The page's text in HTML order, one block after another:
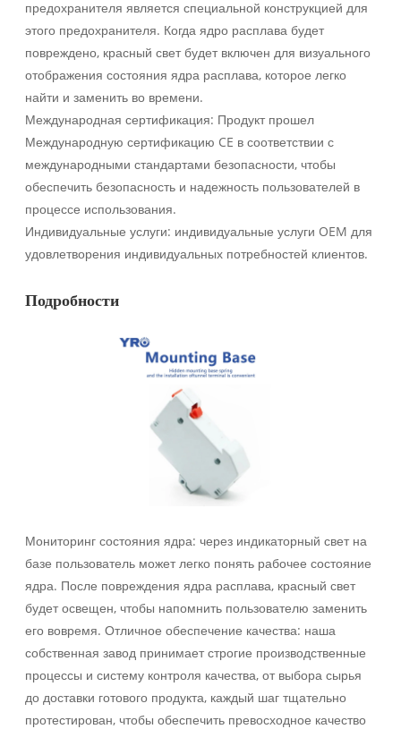
предохранителя является специальной конструкцией для
этого предохранителя. Когда ядро расплава будет
повреждено, красный свет будет включен для визуального
отображения состояния ядра расплава, которое легко
найти и заменить во времени.
Международная сертификация: Продукт прошел
Международную сертификацию CE в соответствии с
международными стандартами безопасности, чтобы
обеспечить безопасность и надежность пользователей в
процессе использования.
Индивидуальные услуги: индивидуальные услуги OEM для
удовлетворения индивидуальных потребностей клиентов.
Подробности
Мониторинг состояния ядра: через индикаторный свет на
базе пользователь может легко понять рабочее состояние
ядра. После повреждения ядра расплава, красный свет
будет освещен, чтобы напомнить пользователю заменить
его вовремя. Отличное обеспечение качества: наша
собственная завод принимает строгие производственные
процессы и систему контроля качества, от выбора сырья
до доставки готового продукта, каждый шаг тщательно
протестирован, чтобы обеспечить превосходное качество